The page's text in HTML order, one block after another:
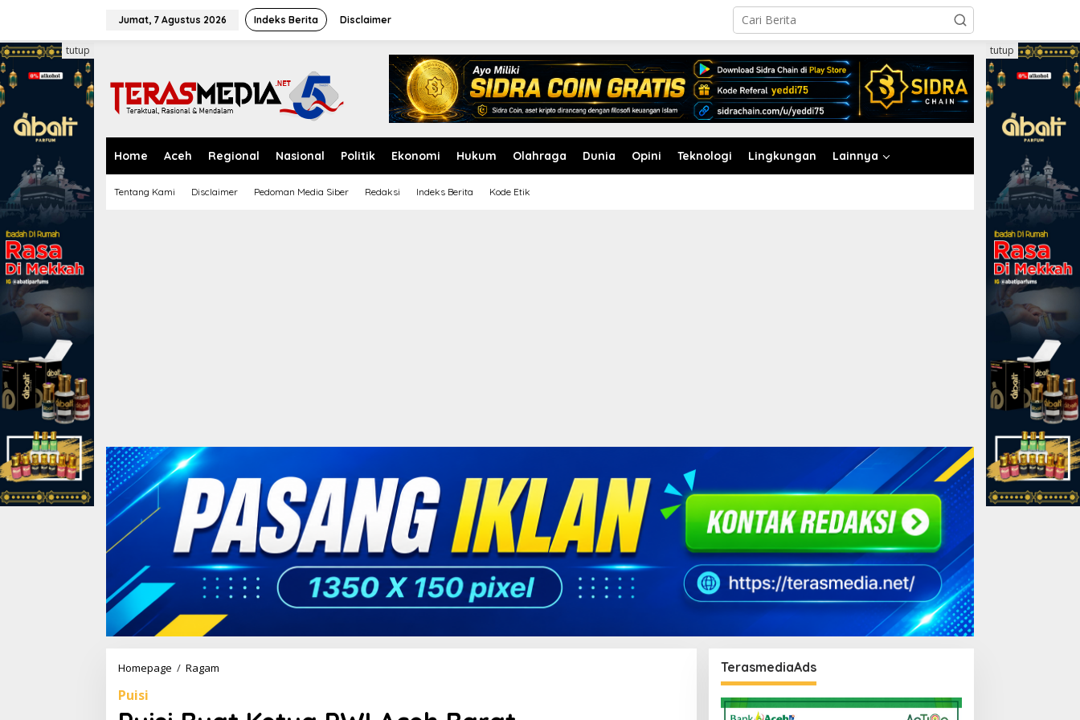
a
t
i
k
e
Jumat, 7 Agustus 2026 Indeks Berita Disclaimer
Home Aceh Regional Nasional Politik Ekonomi Hukum Olahraga Dunia Opini Teknologi Lingkungan Lainnya
Tentang Kami Disclaimer Pedoman Media Siber Redaksi Indeks Berita Kode Etik
tutup tutup
Homepage / Ragam
Puisi
TerasmediaAds